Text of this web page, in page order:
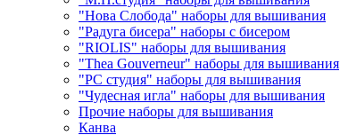
"Нова Слобода" наборы для вышивания
"Радуга бисера" наборы с бисером
"RIOLIS" наборы для вышивания
"Thea Gouverneur" наборы для вышивания
"РС студия" наборы для вышивания
"Чудесная игла" наборы для вышивания
Прочие наборы для вышивания
Канва